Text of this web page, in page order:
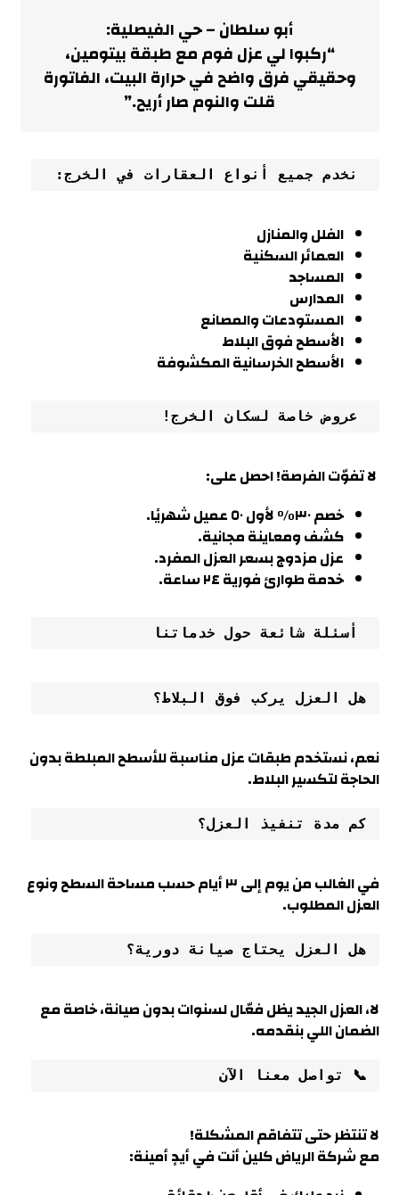
أبو سلطان – حي الفيصلية:
“ركبوا لي عزل فوم مع طبقة بيتومين،
وحقيقي فرق واضح في حرارة البيت، الفاتورة
قلت والنوم صار أريح.”
نخدم جميع أنواع العقارات في الخرج:
الفلل والمنازل
العمائر السكنية
المساجد
المدارس
المستودعات والمصانع
الأسطح فوق البلاط
الأسطح الخرسانية المكشوفة
عروض خاصة لسكان الخرج !
لا تفوّت الفرصة! احصل على:
خصم ٣٠% لأول ٥٠ عميل شهريًا
.
كشف ومعاينة مجانية.
عزل مزدوج بسعر العزل المفرد.
خدمة طوارئ فورية ٢٤ ساعة
.
أسئلة شائعة حول خدماتنا
هل العزل يركب فوق البلاط؟
نعم، نستخدم طبقات عزل مناسبة للأسطح المبلطة بدون
الحاجة لتكسير البلاط.
كم مدة تنفيذ العزل؟
في الغالب من يوم إلى ٣ أيام حسب مساحة السطح ونوع
العزل المطلوب.
هل العزل يحتاج صيانة دورية؟
لا، العزل الجيد يظل فعّال لسنوات بدون صيانة، خاصة مع
الضمان اللي بنقدمه.
📞 تواصل معنا الآن
لا تنتظر حتى تتفاقم المشكلة!
مع شركة الرياض كلين أنت في أيدٍ أمينة: